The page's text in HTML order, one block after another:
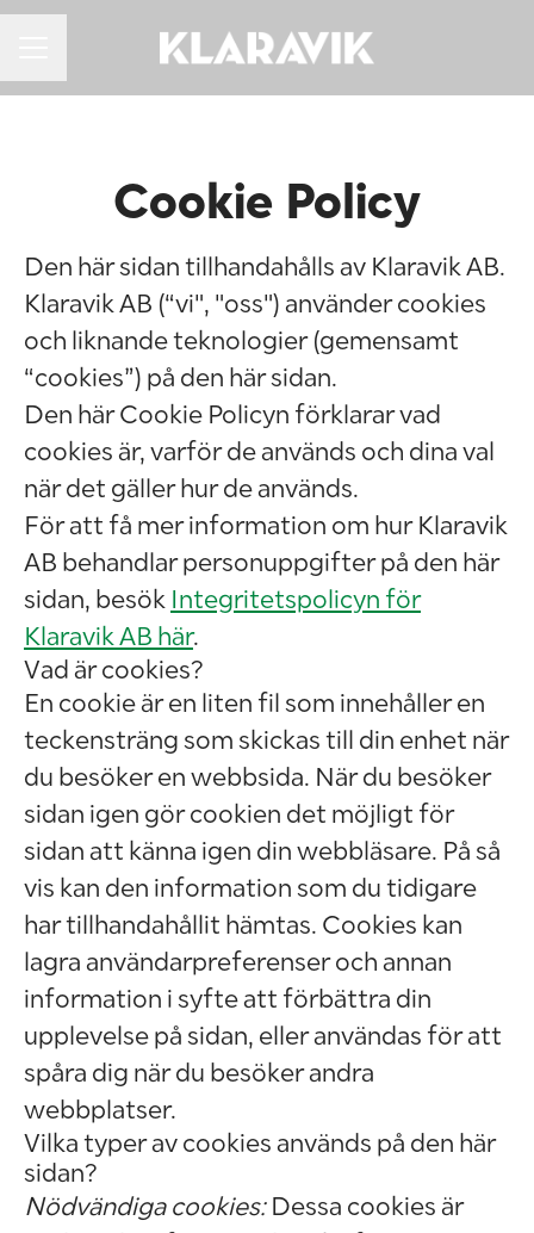
Cookie Policy
Den här sidan tillhandahålls av Klaravik AB.
Klaravik AB (“vi", "oss") använder cookies
och liknande teknologier (gemensamt
“cookies”) på den här sidan.
Den här Cookie Policyn förklarar vad
cookies är, varför de används och dina val
när det gäller hur de används.
För att få mer information om hur Klaravik
AB behandlar personuppgifter på den här
sidan, besök Integritetspolicyn för
Klaravik AB här.
Vad är cookies?
En cookie är en liten fil som innehåller en
teckensträng som skickas till din enhet när
du besöker en webbsida. När du besöker
sidan igen gör cookien det möjligt för
sidan att känna igen din webbläsare. På så
vis kan den information som du tidigare
har tillhandahållit hämtas. Cookies kan
lagra användarpreferenser och annan
information i syfte att förbättra din
upplevelse på sidan, eller användas för att
spåra dig när du besöker andra
webbplatser.
Vilka typer av cookies används på den här
sidan?
Nödvändiga cookies:Dessa cookies är